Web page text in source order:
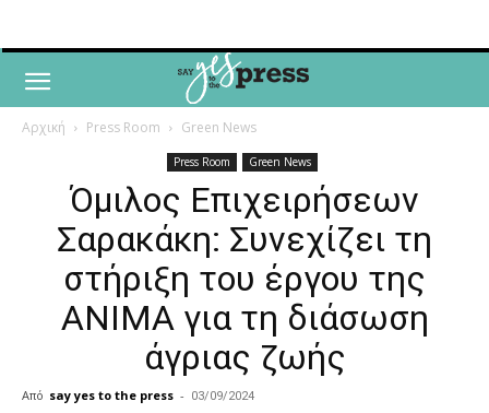
Αρχική Press Room Green News
Press Room Green News
Όμιλος Επιχειρήσεων
Σαρακάκη: Συνεχίζει τη
στήριξη του έργου της
ΑΝΙΜΑ για τη διάσωση
άγριας ζωής
Από say yes to the press - 03/09/2024